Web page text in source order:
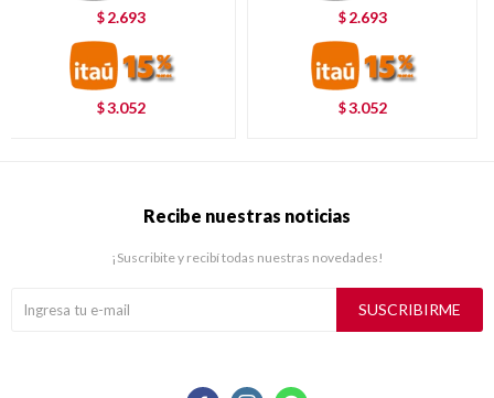
$ 2.693
$3.052
$ 2.693
$3.052
Recibe nuestras noticias
¡Suscribite y recibí todas nuestras novedades!
SUSCRIBIRME